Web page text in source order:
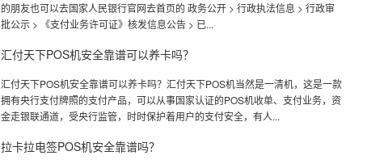
的朋友也可以去国家人民银行官网去首页的 政务公开 > 行政执法信息 > 行政审
批公示 > 《支付业务许可证》核发信息公告 > 已...
汇付天下POS机安全靠谱可以养卡吗？
汇付天下POS机安全靠谱可以养卡吗？汇付天下POS机当然是一清机，这是一款
拥有央行支付牌照的支付产品，可以从事国家认证的POS机收单、支付业务，资
金走银联通道，受央行监管，时时保护着用户的支付安全，有人...
拉卡拉电签POS机安全靠谱吗？